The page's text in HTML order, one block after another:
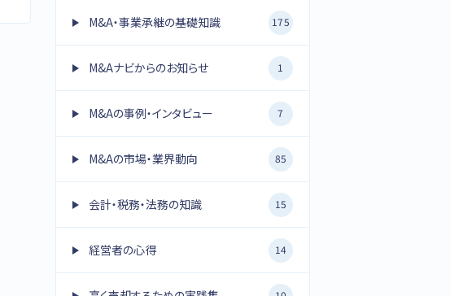
M&A・事業承継の基礎知識 175
M&Aナビからのお知らせ 1
M&Aの事例・インタビュー 7
M&Aの市場・業界動向 85
会計・税務・法務の知識 15
経営者の心得 14